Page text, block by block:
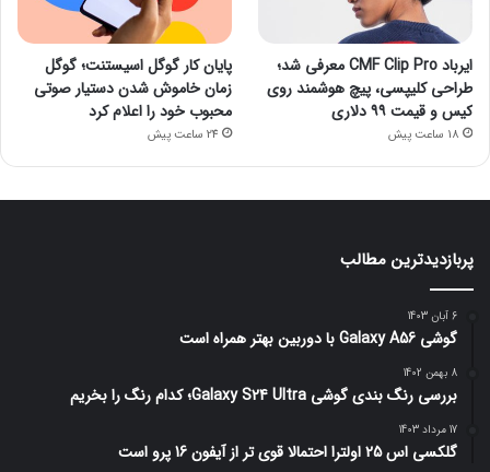
ایرباد CMF Clip Pro معرفی شد؛
طراحی کلیپسی، پیچ هوشمند روی
کیس و قیمت ۹۹ دلاری
18 ساعت پیش
پایان کار گوگل اسیستنت؛ گوگل
زمان خاموش شدن دستیار صوتی
محبوب خود را اعلام کرد
24 ساعت پیش
پربازدیدترین مطالب
6 آبان 1403
گوشی Galaxy A56 با دوربین بهتر همراه است
8 بهمن 1402
بررسی رنگ بندی گوشی Galaxy S24 Ultra؛ کدام رنگ را بخریم
17 مرداد 1403
گلکسی اس 25 اولترا احتمالا قوی تر از آیفون 16 پرو است